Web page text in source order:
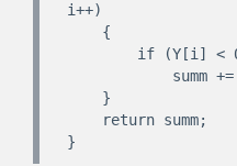
i++)